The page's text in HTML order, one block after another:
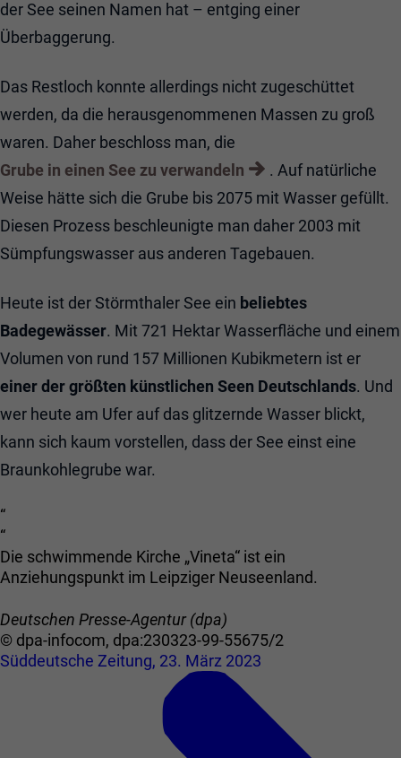
der See seinen Namen hat – entging einer
Überbaggerung.
Das Restloch konnte allerdings nicht zugeschüttet
werden, da die herausgenommenen Massen zu groß
waren. Daher beschloss man, die
Grube in einen See zu verwandeln
. Auf natürliche
Weise hätte sich die Grube bis 2075 mit Wasser gefüllt.
Diesen Prozess beschleunigte man daher 2003 mit
Sümpfungswasser aus anderen Tagebauen.
Heute ist der Störmthaler See ein beliebtes
Badegewässer. Mit 721 Hektar Wasserfläche und einem
Volumen von rund 157 Millionen Kubikmetern ist er
einer der größten künstlichen Seen Deutschlands. Und
wer heute am Ufer auf das glitzernde Wasser blickt,
kann sich kaum vorstellen, dass der See einst eine
Braunkohlegrube war.
“
“
Die schwimmende Kirche „Vineta“ ist ein
Anziehungspunkt im Leipziger Neuseenland.
Deutschen Presse-Agentur (dpa)
© dpa-infocom, dpa:230323-99-55675/2
Süddeutsche Zeitung, 23. März 2023